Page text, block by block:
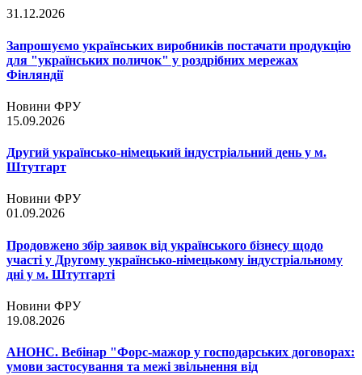
31.12.2026
Запрошуємо українських виробників постачати продукцію
для "українських поличок" у роздрібних мережах
Фінляндії
Новини ФРУ
15.09.2026
Другий українсько-німецький індустріальний день у м.
Штутгарт
Новини ФРУ
01.09.2026
Продовжено збір заявок від українського бізнесу щодо
участі у Другому українсько-німецькому індустріальному
дні у м. Штутгарті
Новини ФРУ
19.08.2026
АНОНС. Вебінар "Форс-мажор у господарських договорах:
умови застосування та межі звільнення від